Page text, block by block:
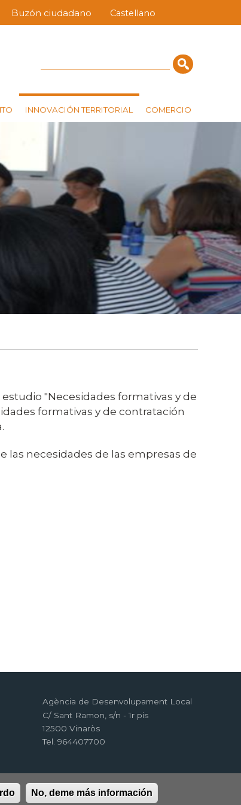
Castellano
Buzón ciudadano
INNOVACIÓN TERRITORIAL COMERCIO
"Necesidades formativas y de
formativas y de contratación
las necesidades de las empresas de
Agència de Desenvolupament Local
C/ Sant Ramon, s/n - 1r pis
12500 Vinaròs
Tel. 964407700
RSS
No, deme más información